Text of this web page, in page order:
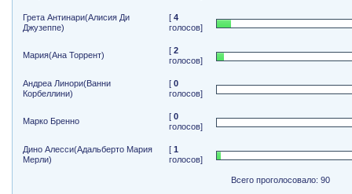
Грета Антинари(Алисия Ди
Джузеппе)
[4
голосов]
Мария(Ана Торрент) [2
голосов]
Андреа Линори(Ванни
Корбеллини)
[0
голосов]
Марко Бренно [0
голосов]
Дино Алесси(Адальберто Мария
Мерли)
[1
голосов]
Всего проголосовало: 90